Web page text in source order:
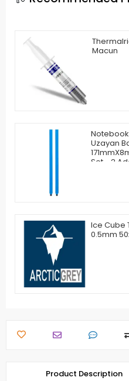
Macun
Notebook
Uzayan
Set - 2
Ice Cube
0.5mm
Product Description